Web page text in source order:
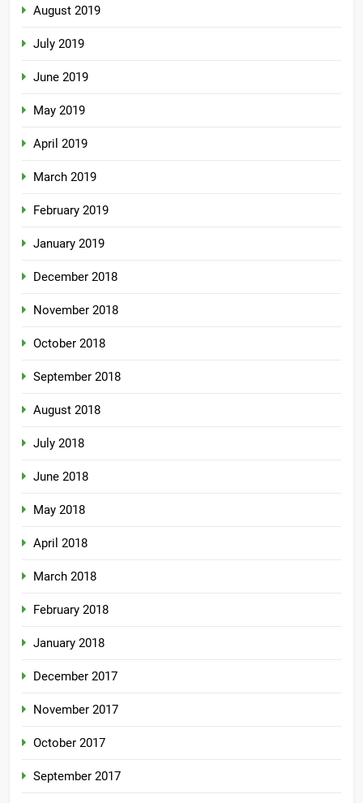
August 2019
July 2019
June 2019
May 2019
April 2019
March 2019
February 2019
January 2019
December 2018
November 2018
October 2018
September 2018
August 2018
July 2018
June 2018
May 2018
April 2018
March 2018
February 2018
January 2018
December 2017
November 2017
October 2017
September 2017